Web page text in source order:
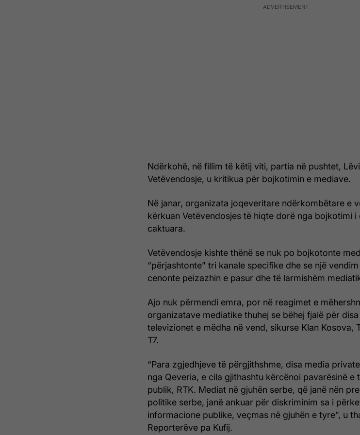
Ndërkohë, në fillim të këtij viti, partia në pushtet,
Vetëvendosje, u kritikua për bojkotimin e mediave.
Në janar, organizata joqeveritare ndërkombëtare e
kërkuan Vetëvendosjes të hiqte dorë nga bojkotimi i
caktuara.
Vetëvendosje kishte thënë se nuk po bojkotonte
“përjashtonte” tri kanale specifike dhe se një vendim
cenonte peizazhin e pasur dhe të larmishëm
Ajo nuk përmendi emra, por në reagimet e
organizatave mediatike thuhej se bëhej fjalë për disa
televizionet e mëdha në vend, sikurse Klan Kosova,
T7.
“Para zgjedhjeve të përgjithshme, disa media
nga Qeveria, e cila gjithashtu kërcënoi pavarësinë e
publik, RTK. Mediat në gjuhën serbe, që janë nën
politike serbe, janë ankuar për diskriminim sa i
informacione publike, veçmas në gjuhën e tyre”, u
Reporterëve pa Kufij.